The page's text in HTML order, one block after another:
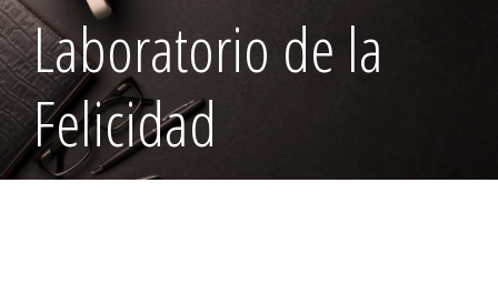
Laboratorio de la
Felicidad